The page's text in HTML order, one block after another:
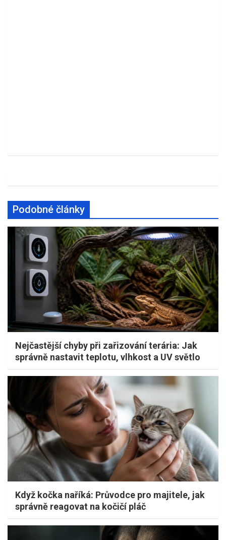
Podobné články
Nejčastější chyby při zařizování terária: Jak
správně nastavit teplotu, vlhkost a UV světlo
Když kočka naříká: Průvodce pro majitele, jak
správně reagovat na kočičí pláč